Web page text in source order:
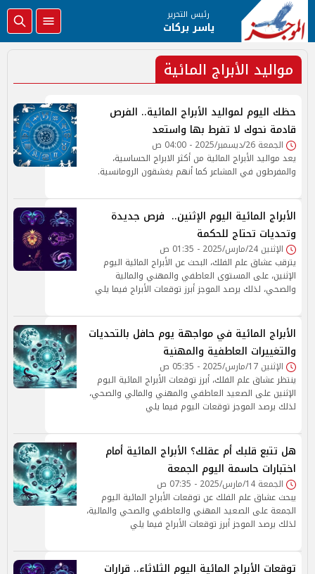
رئيس التحرير
ياسر بركات
مواليد الأبراج المائية
حظك اليوم لمواليد الأبراج المائية.. الفرص
قادمة نحوك لا تفرط بها واستعد
الجمعة 26/ديسمبر/2025 - 04:00 ص
يعد مواليد الأبراج المائية من أكثر الابراج الحساسية،
والمفرطون في المشاعر كما أنهم يغشقون الرومانسية.
الأبراج المائية اليوم الإثنين.. فرص جديدة
وتحديات تحتاج للحكمة
الإثنين 24/مارس/2025 - 01:35 ص
يترقب عشاق علم الفلك، البحث عن الأبراج المائية اليوم
الإثنين، على المستوى العاطفي والمهني والمالية
والصحي، لذلك يرصد الموجز أبرز توقعات الأبراج فيما يلي
الأبراج المائية في مواجهة يوم حافل بالتحديات
والتغييرات العاطفية والمهنية
الإثنين 17/مارس/2025 - 05:35 ص
ينتظر عشاق علم الفلك، أبرز توقعات الأبراج المائية اليوم
الإثنين على الصعيد العاطفي والمهني والمالي والصحي،
لذلك يرصد الموجز توقعات اليوم فيما يلي
هل تتبع قلبك أم عقلك؟ الأبراج المائية أمام
اختبارات حاسمة اليوم الجمعة
الجمعة 14/مارس/2025 - 07:35 ص
يبحث عشاق علم الفلك عن توقعات الأبراج المائية اليوم
الجمعة على الصعيد المهني والعاطفي والصحي والمالية،
لذلك يرصد الموجز أبرز توقعات الأبراج فيما يلي
توقعات الأبراج المائية اليوم الثلاثاء.. قرارات